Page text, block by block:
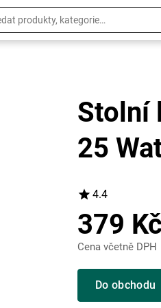
Stolní
25
4.4
379 Kč
Cena včetně DPH
Do obchodu